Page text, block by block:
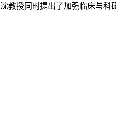
沈教授同时提出了加强临床与科